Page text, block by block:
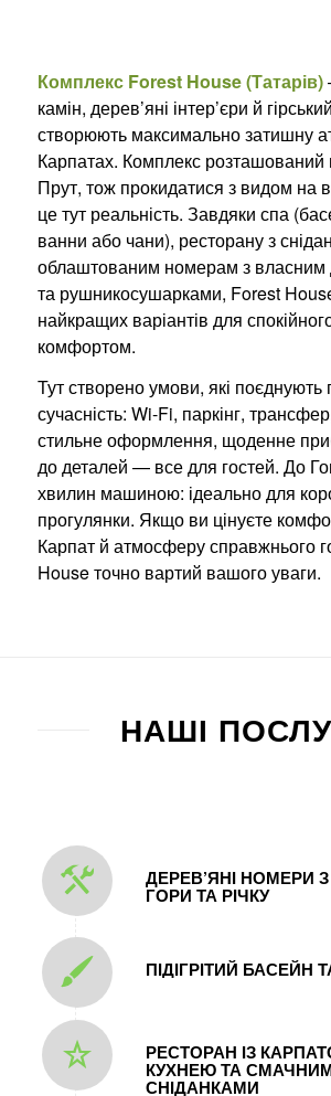
Комплекс Forest House (Татарів)
камін, дерев’яні інтер’єри й
створюють максимально затишну
Карпатах. Комплекс розташований
Прут, тож прокидатися з видом на
це тут реальність. Завдяки спа
ванни або чани), ресторану з
облаштованим номерам з
та рушникосушарками, Forest
найкращих варіантів для
комфортом.
Тут створено умови, які поєднують
сучасність: Wi-Fi, паркінг,
стильне оформлення, щоденне
до деталей — все для гостей. До
хвилин машиною: ідеально для
прогулянки. Якщо ви цінуєте
Карпат й атмосферу справжнього
House точно вартий вашого уваги.
НАШІ
ДЕРЕВ’ЯНІ НОМЕРИ
ГОРИ ТА РІЧКУ
ПІДІГРІТИЙ БАСЕЙН
РЕСТОРАН ІЗ
КУХНЕЮ ТА
СНІДАНКАМИ